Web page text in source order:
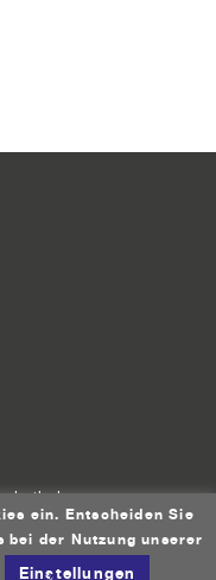
AGB IMPRESSUM
Feuerwehrtechnik
ein. Entscheiden Sie
bei der Nutzung unserer
Einstellungen